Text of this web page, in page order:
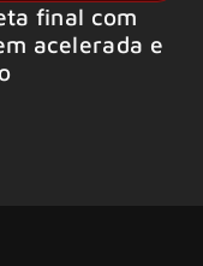
final com
acelerada e